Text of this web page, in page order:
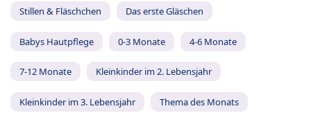
Stillen & Fläschchen Das erste Gläschen
Babys Hautpflege 0-3 Monate 4-6 Monate
7-12 Monate Kleinkinder im 2. Lebensjahr
Kleinkinder im 3. Lebensjahr Thema des Monats